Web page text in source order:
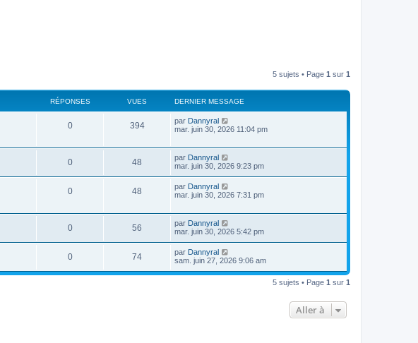
5 sujets • Page 1 sur 1
RÉPONSES VUES DERNIER MESSAGE
0 394 par Dannyral
mar. juin 30, 2026 11:04 pm
0 48 par Dannyral
mar. juin 30, 2026 9:23 pm
0 48 par Dannyral
mar. juin 30, 2026 7:31 pm
0 56 par Dannyral
mar. juin 30, 2026 5:42 pm
0 74 par Dannyral
sam. juin 27, 2026 9:06 am
5 sujets • Page 1 sur 1
Aller à